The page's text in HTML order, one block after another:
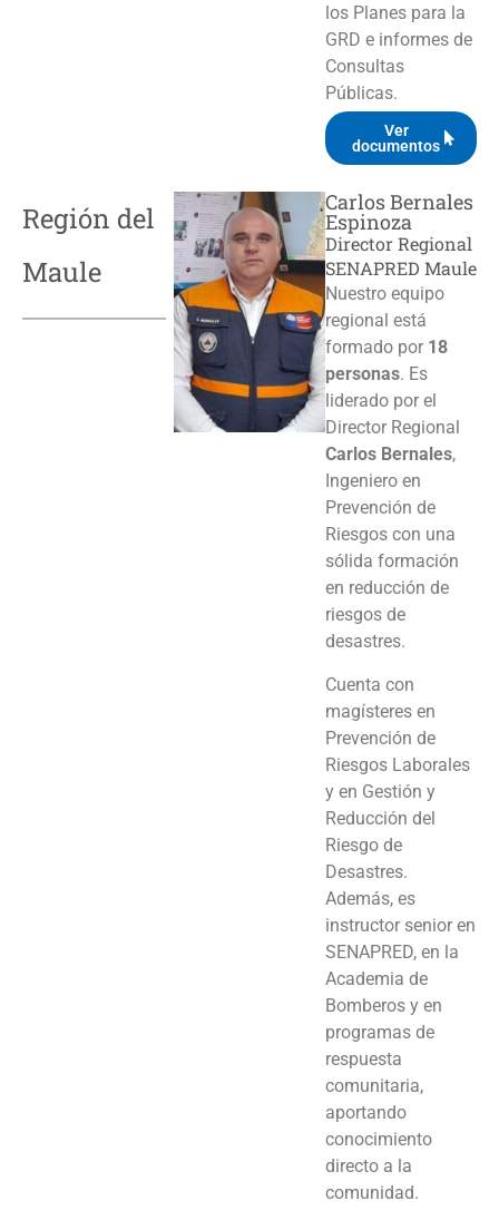
los Planes para la
GRD e informes de
Consultas
Públicas.
Ver
documentos
Región del
Maule
Carlos Bernales
Espinoza
Director Regional
SENAPRED Maule
Nuestro equipo
regional está
formado por 18
personas. Es
liderado por el
Director Regional
Carlos Bernales,
Ingeniero en
Prevención de
Riesgos con una
sólida formación
en reducción de
riesgos de
desastres.
Cuenta con
magísteres en
Prevención de
Riesgos Laborales
y en Gestión y
Reducción del
Riesgo de
Desastres.
Además, es
instructor senior en
SENAPRED, en la
Academia de
Bomberos y en
programas de
respuesta
comunitaria,
aportando
conocimiento
directo a la
comunidad.